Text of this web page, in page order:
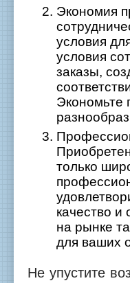
Экономия
условия
условия
заказы,
Экономьте
только
качество
на рынке
для ваших
Не упустите